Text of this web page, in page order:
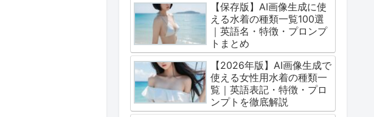
【保存版】AI画像生成に使
える水着の種類一覧100選
｜英語名・特徴・プロンプ
トまとめ
【2026年版】AI画像生成で
使える女性用水着の種類一
覧｜英語表記・特徴・プロ
ンプトを徹底解説